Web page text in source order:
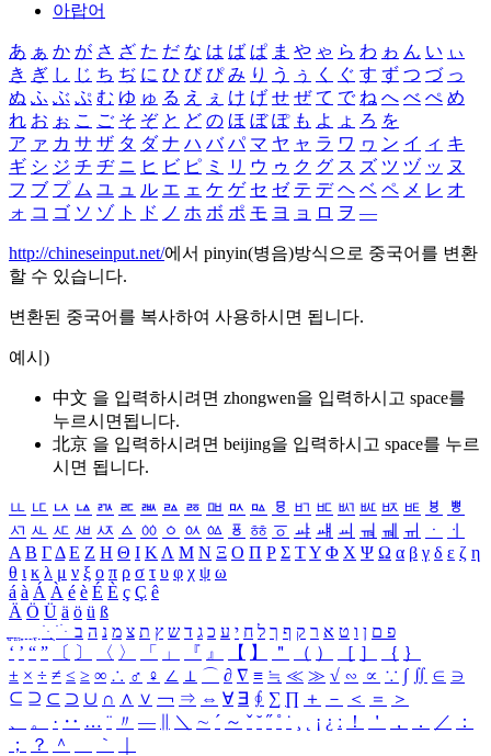
아랍어
あ ぁ か が さ ざ た だ な は ば ぱ ま や ゃ ら わ ゎ ん い ぃ
き ぎ し じ ち ぢ に ひ び ぴ み り う ぅ く ぐ す ず つ づ っ
ぬ ふ ぶ ぷ む ゆ ゅ る え ぇ け げ せ ぜ て で ね へ べ ぺ め
れ お ぉ こ ご そ ぞ と ど の ほ ぼ ぽ も よ ょ ろ を
ア ァ カ サ ザ タ ダ ナ ハ バ パ マ ヤ ャ ラ ワ ヮ ン イ ィ キ
ギ シ ジ チ ヂ ニ ヒ ビ ピ ミ リ ウ ゥ ク グ ス ズ ツ ヅ ッ ヌ
フ ブ プ ム ユ ュ ル エ ェ ケ ゲ セ ゼ テ デ ヘ ベ ペ メ レ オ
ォ コ ゴ ソ ゾ ト ド ノ ホ ボ ポ モ ヨ ョ ロ ヲ ―
http://chineseinput.net/에서 pinyin(병음)방식으로 중국어를 변환
할 수 있습니다.
변환된 중국어를 복사하여 사용하시면 됩니다.
예시)
中文 을 입력하시려면 zhongwen을 입력하시고 space를
누르시면됩니다.
北京 을 입력하시려면 beijing을 입력하시고 space를 누르
시면 됩니다.
ㅥ ㅦ ㅧ ㅨ ㅩ ㅪ ㅫ ㅬ ㅭ ㅮ ㅯ ㅰ ㅱ ㅲ ㅳ ㅴ ㅵ ㅶ ㅷ ㅸ
ㅹ
ㅺ ㅻ ㅼ ㅽ ㅾ ㅿ ㆀ ㆁ ㆂ ㆃ ㆄ ㆅ ㆆ ㆇ ㆈ ㆉ ㆊ ㆋ ㆌ ㆍ
ㆎ
Α Β ΓΔ Ε Ζ Η Θ Ι ΚΛ Μ Ν Ξ Ο Π Ρ Σ ΤΥ Φ Χ Ψ Ω α β γ δ ε ζ η
θ ι κ λ μ ν ξ ο π ρ σ τ υ φ χ ψ ω
á à Á À é è É È ç Ç ê
Ä Ö Ü ä ö ü ß
ִֶֹ ֻּ ׁׂ פ ם ן ו ט א ר ק ף ך ל ח י ע כ ג ד ש ץ ת צ מ נ ה ב
‘ ’ “ ” 〔 〕 〈 〉 「 」 『 』 【 】 ＂ （ ） ［ ］ ｛ ｝
± × ÷ ≠ ≤ ≥ ∞ ∴ ♂ ♀ ∠ ⊥ ⌒ ∂ ∇ ≡ ≒ ≪ ≫ √ ∽ ∝ ∵ ∫ ∬ ∈ ∋
⊆ ⊇ ⊂ ⊃ ∪ ∩ ∧ ∨ ￢ ⇒ ⇔ ∀ ∃ ∮ ∑ ∏ ＋ － ＜ ＝
＞
、
。 · ‥ … ¨ 〃 ― ＼ ∼ ´ ～ ˇ ˘ ˝ ˚ ˙ ¸ ¡ ¿ ː ！ ＇ ， ． ／
：
；
？ ＾ ｀